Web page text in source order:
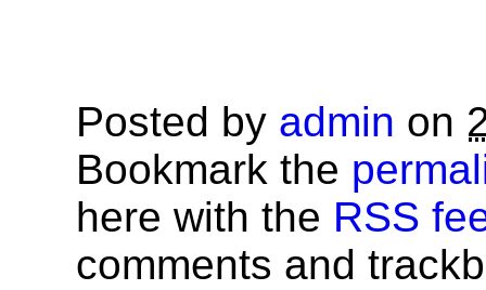
Posted by admin on
Bookmark the
here with the RSS
comments and